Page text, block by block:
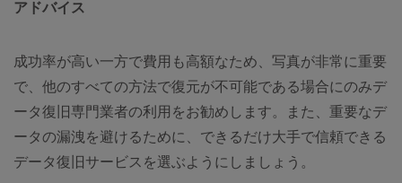
アドバイス
成功率が高い一方で費用も高額なため、写真が非常に重要
で、他のすべての方法で復元が不可能である場合にのみデ
ータ復旧専門業者の利用をお勧めします。また、重要なデ
ータの漏洩を避けるために、できるだけ大手で信頼できる
データ復旧サービスを選ぶようにしましょう。